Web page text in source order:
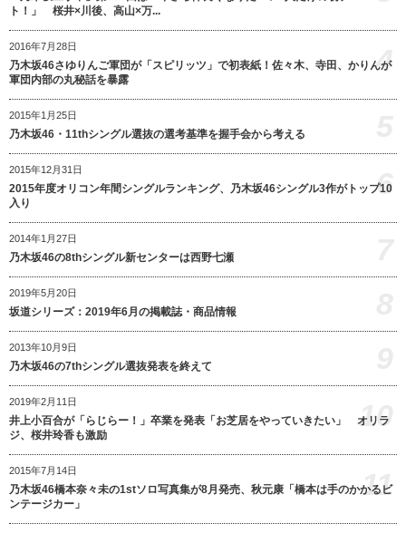
ト！」 桜井×川後、高山×万...
2016年7月28日
乃木坂46さゆりんご軍団が「スピリッツ」で初表紙！佐々木、寺田、かりんが
軍団内部の丸秘話を暴露
4
2015年1月25日
乃木坂46・11thシングル選抜の選考基準を握手会から考える
2015年12月31日
2015年度オリコン年間シングルランキング、乃木坂46シングル3作がトップ10
入り
6
2014年1月27日
乃木坂46の8thシングル新センターは西野七瀬
2019年5月20日
坂道シリーズ：2019年6月の掲載誌・商品情報
2013年10月9日
乃木坂46の7thシングル選抜発表を終えて
2019年2月11日
井上小百合が「らじらー！」卒業を発表「お芝居をやっていきたい」 オリラ
ジ、桜井玲香も激励
10
2015年7月14日
乃木坂46橋本奈々未の1stソロ写真集が8月発売、秋元康「橋本は手のかかるビ
ンテージカー」
11